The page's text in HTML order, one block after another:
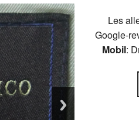
Les
Google-
Mobil: